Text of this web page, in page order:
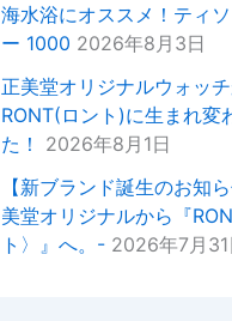
次お越しの際はぜひお話
いただきたいので宜しけ
掛けいただけると幸いで
す。
今後ともどうぞよろしく
たします。
正美堂時計店スタッフ
海水浴にオススメ！ティ
ー 1000 2026年8月3日
正美堂オリジナルウォッ
RONT(ロント)に生まれ変
た！
2026年8月1日
【新ブランド誕生のお知
美堂オリジナルから『
ト〉』へ。- 2026年7月31